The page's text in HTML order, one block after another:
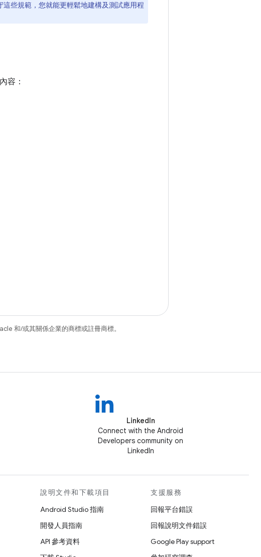
些規範，您就能更輕鬆地建構及測試應用程
容：
和/或其關係企業的商標或註冊商標。
LinkedIn
Connect with the Android
Developers community on
LinkedIn
說明文件和下載項目
Android Studio 指南
開發人員指南
API 參考資料
支援服務
回報平台錯誤
回報說明文件錯誤
Google Play support